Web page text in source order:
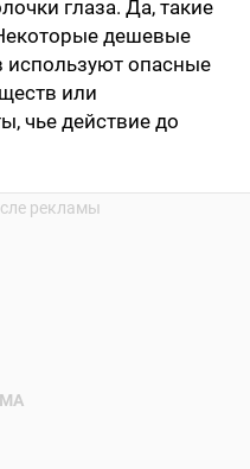
глаза. Да, такие
дешевые
используют опасные
или
чье действие до